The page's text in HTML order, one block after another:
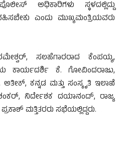
ಅಧಿಕಾರಿಗಳು ಸ್ಥಳದಲ್ಲಿದ್ದು
ಎಂದು ಮುಖ್ಯಮಂತ್ರಿಯವರು
ಸಲಹೆಗಾರರಾದ ಕೆಂಪಯ್ಯ,
ಕಾರ್ಯದರ್ಶಿ ಕೆ. ಗೋವಿಂದರಾಜು,
ಕನ್ನಡ ಮತ್ತು ಸಂಸ್ಕೃತಿ ಇಲಾಖೆ
ನಿರ್ದೇಶಕ ದಯಾನಂದ್, ರಾಜ್ಯ
ಮತ್ತಿತರರು ಸಭೆಯಲ್ಲಿದ್ದರು.